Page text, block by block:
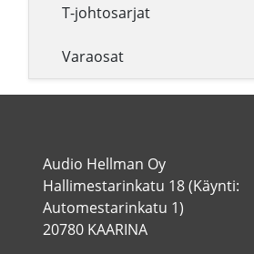
T-johtosarjat
Varaosat
Audio Hellman Oy
Hallimestarinkatu 18 (Käynti:
Automestarinkatu 1)
20780 KAARINA